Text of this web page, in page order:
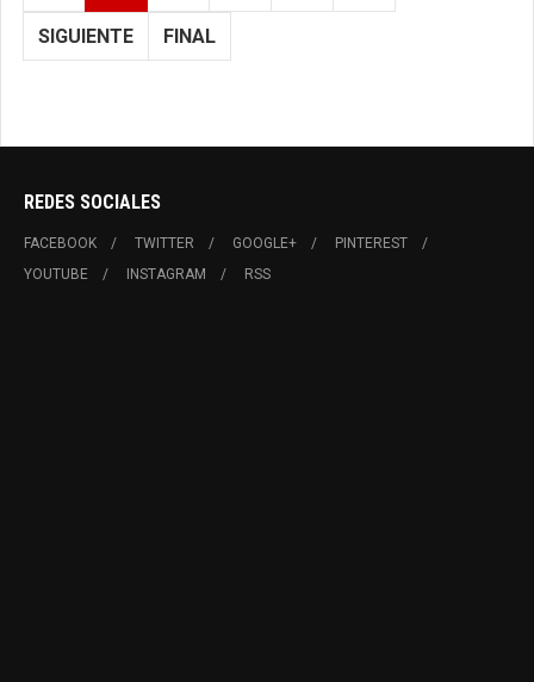
SIGUIENTE FINAL
REDES SOCIALES
FACEBOOK TWITTER GOOGLE+
PINTEREST
YOUTUBE
INSTAGRAM RSS